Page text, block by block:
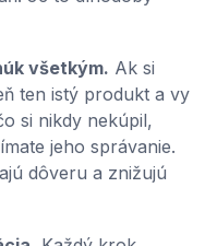
všetkým. Ak si
ten istý produkt a vy
si nikdy nekúpil,
jeho správanie.
dôveru a znižujú